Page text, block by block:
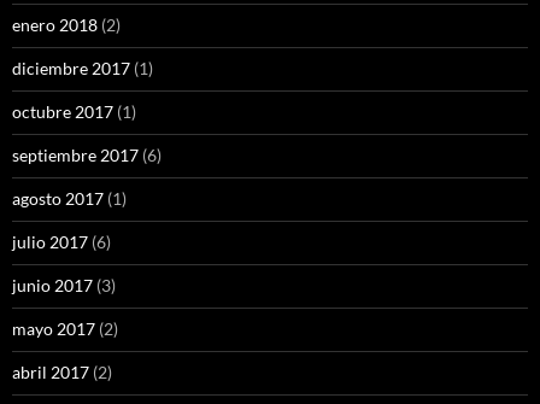
enero 2018 (2)
diciembre 2017 (1)
octubre 2017 (1)
septiembre 2017 (6)
agosto 2017 (1)
julio 2017 (6)
junio 2017 (3)
mayo 2017 (2)
abril 2017 (2)